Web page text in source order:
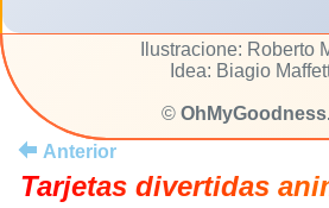
Ilustracione: Roberto
Idea: Biagio
©
Anterior
Tarjetas divertidas